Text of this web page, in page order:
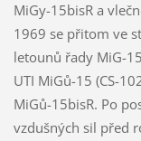
MiGy-15bisR a
1969 se přitom ve
letounů řady MiG-
UTI MiGů-15 (CS-
MiGů-15bisR. Po
vzdušných sil před